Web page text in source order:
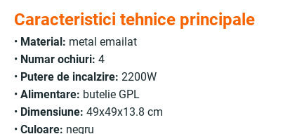
Caracteristici tehnice principale
• Material: metal emailat
• Numar ochiuri: 4
• Putere de incalzire: 2200W
• Alimentare: butelie GPL
• Dimensiune: 49x49x13.8 cm
• Culoare: negru